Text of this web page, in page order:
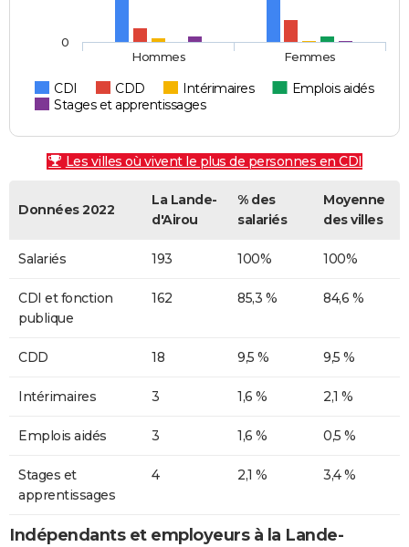
CDI CDD Intérimaires
Emplois aidés
Stages et apprentissages
Hommes Femmes
0
Les villes où vivent le plus de personnes en CDI
Données 2022
La Lande-
d'Airou
% des
salariés
Moyenne
des villes
Salariés 193 100% 100%
CDI et fonction
publique
162 85,3 % 84,6 %
CDD 18 9,5 % 9,5 %
Intérimaires 3 1,6 % 2,1 %
Emplois aidés 3 1,6 % 0,5 %
Stages et
apprentissages
4 2,1 % 3,4 %
Indépendants et employeurs à la Lande-